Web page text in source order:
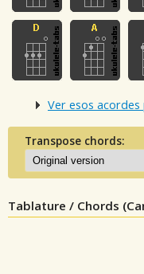
Ver esos
Transpose chords:
Tablature / Chords